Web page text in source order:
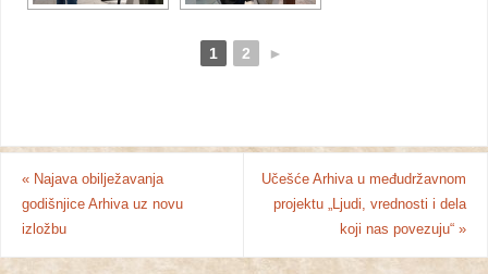
1 2 ►
«Najava obilježavanja
godišnjice Arhiva uz novu
izložbu
Učešće Arhiva u međudržavnom
projektu „Ljudi, vrednosti i dela
koji nas povezuju“»